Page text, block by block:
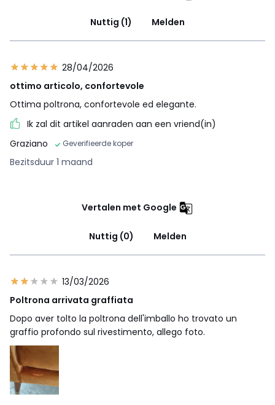
Nuttig (1) Melden
28/04/2026
ottimo articolo, confortevole
Ottima poltrona, confortevole ed elegante.
Ik zal dit artikel aanraden aan een vriend(in)
Graziano
Geverifieerde koper
Bezitsduur 1 maand
Vertalen met Google
Nuttig (0) Melden
13/03/2026
Poltrona arrivata graffiata
Dopo aver tolto la poltrona dell'imballo ho trovato un
graffio profondo sul rivestimento, allego foto.